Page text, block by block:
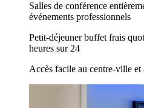
Salles de conférence
événements professionnels
Petit-déjeuner buffet frais
heures sur 24
Accès facile au centre-ville